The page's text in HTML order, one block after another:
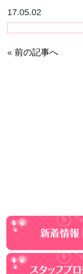
17.05.02
« 前の記事へ